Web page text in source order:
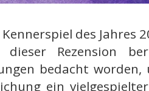
Kennerspiel des Jahres
dieser Rezension
bedacht
ein